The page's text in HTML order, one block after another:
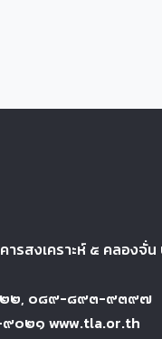
ารสงเคราะห์ ๕ คลองจั่น
๒, ๐๘๙-๘๙๓-๙๓๙๗
๐๒๑ www.tla.or.th